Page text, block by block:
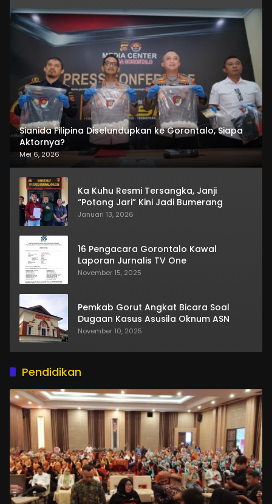
Sianida Filipina Diselundupkan ke Gorontalo, Siapa
Aktornya?
Mei 6, 2026
Ka Kuhu Resmi Tersangka, Janji
“Potong Jari” Kini Jadi Bumerang
Januari 13, 2026
16 Pengacara Gorontalo Kawal
Laporan Jurnalis TV One
November 15, 2025
Pemkab Gorut Angkat Bicara Soal
Dugaan Kasus Asusila Oknum ASN
November 10, 2025
Pendidikan